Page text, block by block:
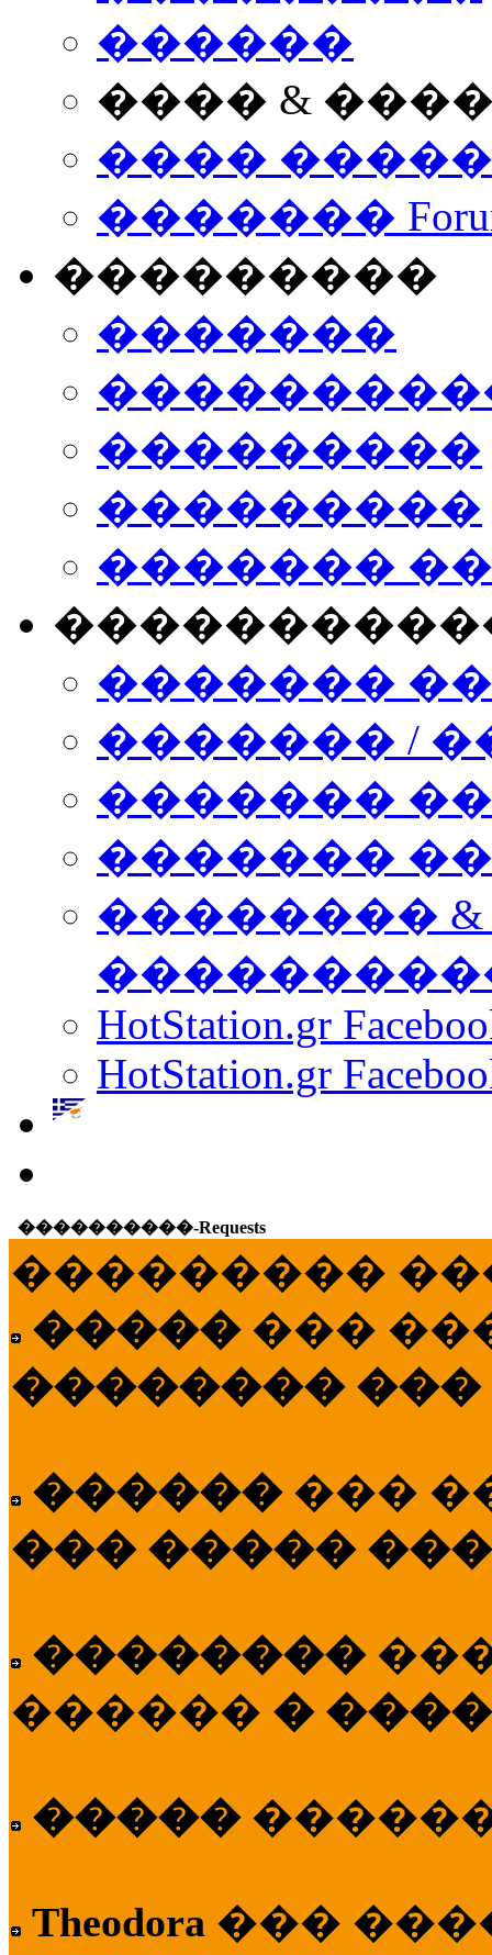
������
���� &
����
�������
���������
�������
���������
���������
�������
�������
������� /
�������
������� ���
��������
HotStation.gr
HotStation.gr
����������-Requests
���������
����� ���
�������� ���
������ ���
��� �����
��������
������ �
�����
Theodora ���